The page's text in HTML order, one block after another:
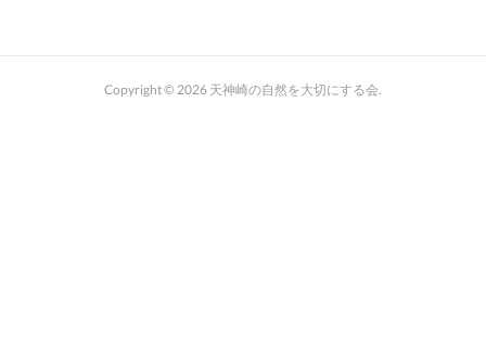
Copyright © 2026 天神崎の自然を大切にする会.